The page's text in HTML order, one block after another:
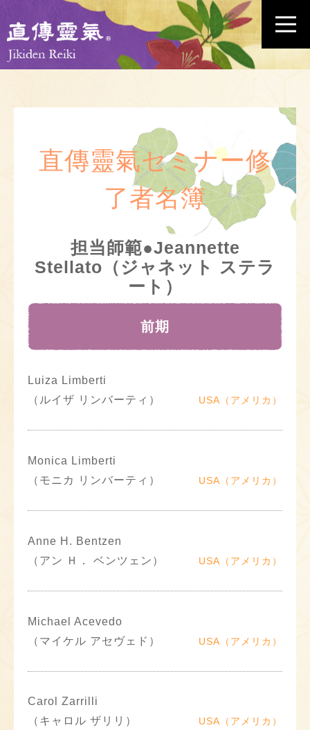
直傳靈氣セミナー修
了者名簿
担当師範●Jeannette
Stellato（ジャネット ステラ
ート）
前期
Luiza Limberti
（ルイザ リンバーティ）
USA（アメリカ）
Monica Limberti
（モニカ リンバーティ）
USA（アメリカ）
Anne H. Bentzen
（アン Ｈ． ベンツェン）
USA（アメリカ）
Michael Acevedo
（マイケル アセヴェド）
USA（アメリカ）
Carol Zarrilli
（キャロル ザリリ）
USA（アメリカ）